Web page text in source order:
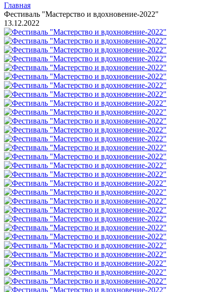
Главная
Фестиваль "Мастерство и вдохновение-2022"
13.12.2022